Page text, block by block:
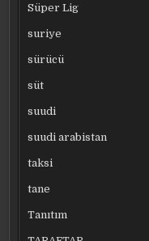
Süper Lig
suriye
sürücü
süt
suudi
suudi arabistan
taksi
tane
Tanıtım